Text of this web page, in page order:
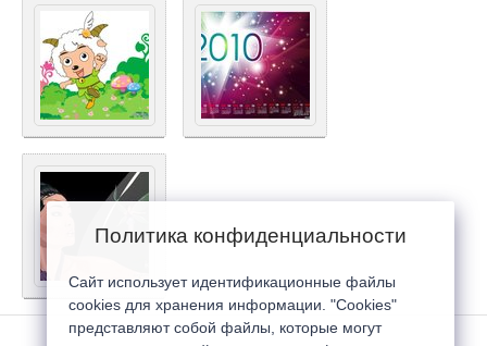
Политика конфиденциальности
Сайт использует идентификационные файлы
cookies для хранения информации. "Cookies"
представляют собой файлы, которые могут